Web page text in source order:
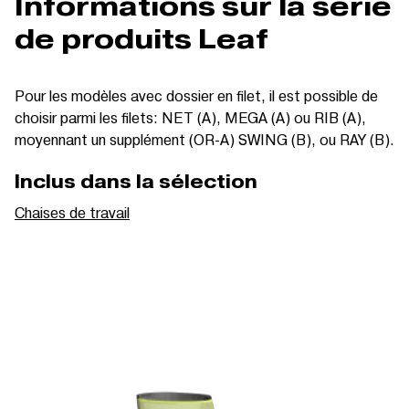
de produits Leaf
Pour les modèles avec dossier en filet, il est possible de
choisir parmi les filets: NET (A), MEGA (A) ou RIB (A),
moyennant un supplément (OR-A) SWING (B), ou RAY (B).
Inclus dans la sélection
Chaises de travail